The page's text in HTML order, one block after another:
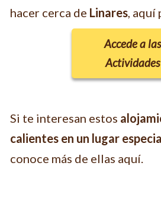
hacer cerca de Linares ,
Accede a las
Actividades
Si te interesan estos
calientes en un lugar
conoce más de ellas aquí.